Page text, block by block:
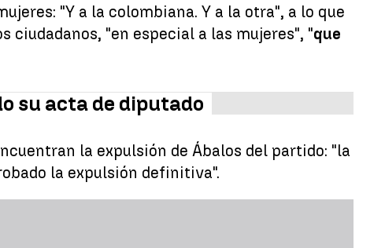
"Y a la colombiana. Y a la otra", a lo que
ciudadanos, "en especial a las mujeres", "que
su acta de diputado
la expulsión de Ábalos del partido: "la
la expulsión definitiva".